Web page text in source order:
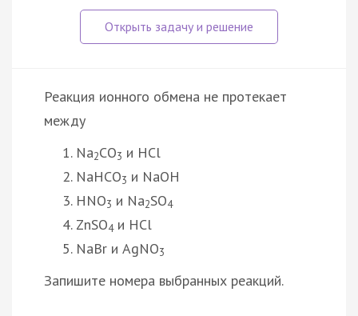
Реакция ионного обмена не протекает
между
Na2CO3 и HCl
NaHCO3 и NaOH
HNO3 и Na2SO4
ZnSO4и HCl
NaBr и AgNO3
Запишите номера выбранных реакций.